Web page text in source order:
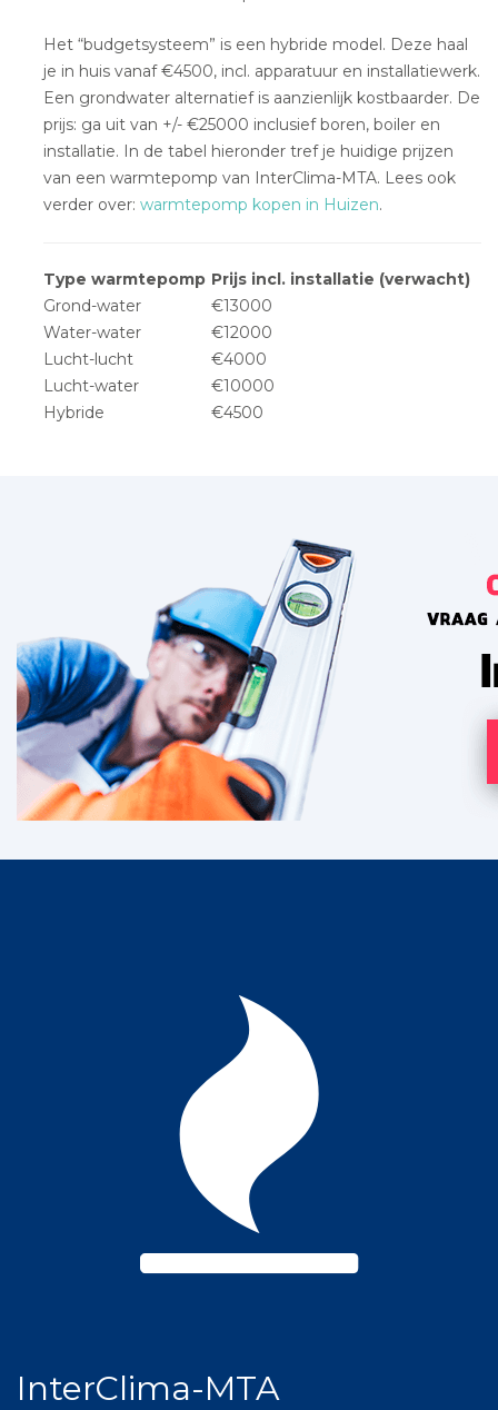
Het “budgetsysteem” is een hybride model. Deze haal
je in huis vanaf €4500, incl. apparatuur en installatiewerk.
Een grondwater alternatief is aanzienlijk kostbaarder. De
prijs: ga uit van +/- €25000 inclusief boren, boiler en
installatie. In de tabel hieronder tref je huidige prijzen
van een warmtepomp van InterClima-MTA. Lees ook
verder over:warmtepomp kopen in Huizen.
Type warmtepomp Prijs incl. installatie (verwacht)
Grond-water
€13000
Water-water
€12000
Lucht-lucht
€4000
Lucht-water
€10000
Hybride
€4500
InterClima-MTA